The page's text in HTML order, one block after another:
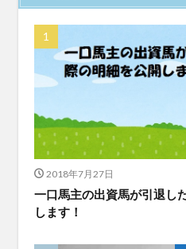
2018年7月27日
一口馬主の出資馬が引退し
します！